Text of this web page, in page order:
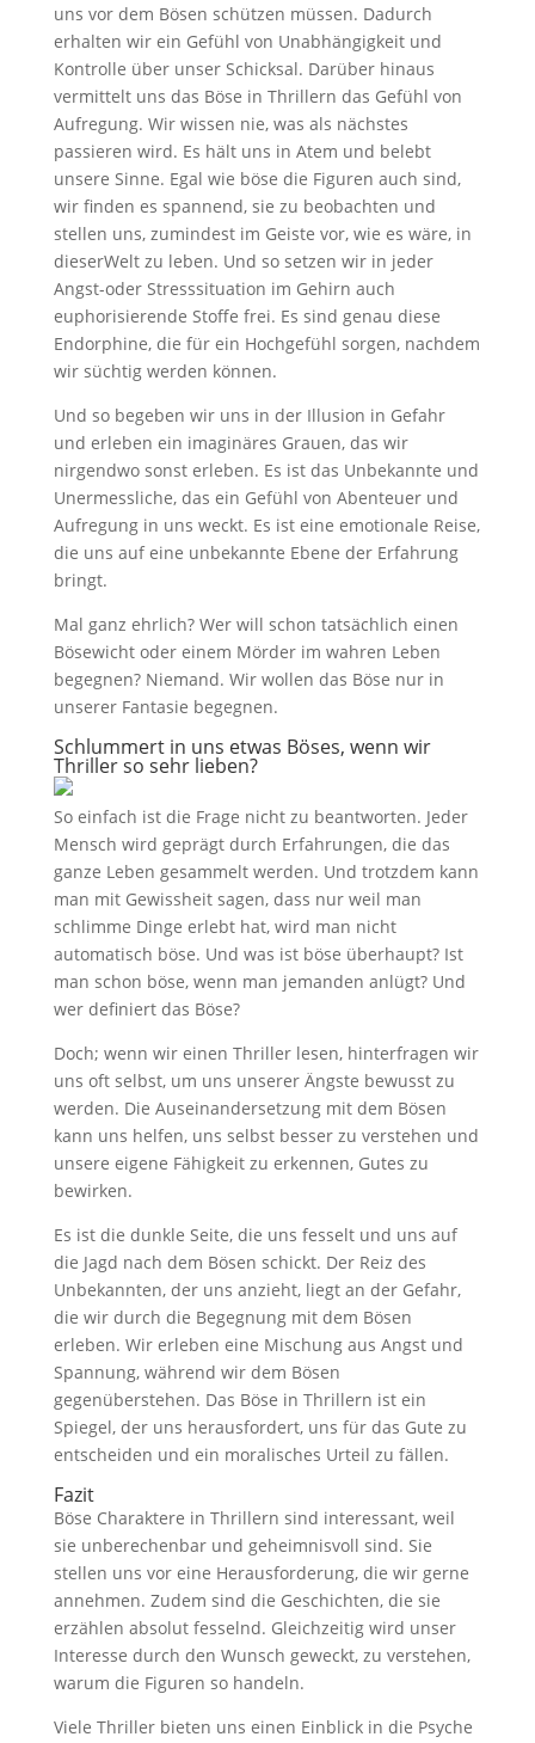
uns vor dem Bösen schützen müssen. Dadurch
erhalten wir ein Gefühl von Unabhängigkeit und
Kontrolle über unser Schicksal. Darüber hinaus
vermittelt uns das Böse in Thrillern das Gefühl von
Aufregung. Wir wissen nie, was als nächstes
passieren wird. Es hält uns in Atem und belebt
unsere Sinne. Egal wie böse die Figuren auch sind,
wir finden es spannend, sie zu beobachten und
stellen uns, zumindest im Geiste vor, wie es wäre, in
dieserWelt zu leben. Und so setzen wir in jeder
Angst-oder Stresssituation im Gehirn auch
euphorisierende Stoffe frei. Es sind genau diese
Endorphine, die für ein Hochgefühl sorgen, nachdem
wir süchtig werden können.
Und so begeben wir uns in der Illusion in Gefahr
und erleben ein imaginäres Grauen, das wir
nirgendwo sonst erleben. Es ist das Unbekannte und
Unermessliche, das ein Gefühl von Abenteuer und
Aufregung in uns weckt. Es ist eine emotionale Reise,
die uns auf eine unbekannte Ebene der Erfahrung
bringt.
Mal ganz ehrlich? Wer will schon tatsächlich einen
Bösewicht oder einem Mörder im wahren Leben
begegnen? Niemand. Wir wollen das Böse nur in
unserer Fantasie begegnen.
Schlummert in uns etwas Böses, wenn wir
Thriller so sehr lieben?
So einfach ist die Frage nicht zu beantworten. Jeder
Mensch wird geprägt durch Erfahrungen, die das
ganze Leben gesammelt werden. Und trotzdem kann
man mit Gewissheit sagen, dass nur weil man
schlimme Dinge erlebt hat, wird man nicht
automatisch böse. Und was ist böse überhaupt? Ist
man schon böse, wenn man jemanden anlügt? Und
wer definiert das Böse?
Doch; wenn wir einen Thriller lesen, hinterfragen wir
uns oft selbst, um uns unserer Ängste bewusst zu
werden. Die Auseinandersetzung mit dem Bösen
kann uns helfen, uns selbst besser zu verstehen und
unsere eigene Fähigkeit zu erkennen, Gutes zu
bewirken.
Es ist die dunkle Seite, die uns fesselt und uns auf
die Jagd nach dem Bösen schickt. Der Reiz des
Unbekannten, der uns anzieht, liegt an der Gefahr,
die wir durch die Begegnung mit dem Bösen
erleben. Wir erleben eine Mischung aus Angst und
Spannung, während wir dem Bösen
gegenüberstehen. Das Böse in Thrillern ist ein
Spiegel, der uns herausfordert, uns für das Gute zu
entscheiden und ein moralisches Urteil zu fällen.
Fazit
Böse Charaktere in Thrillern sind interessant, weil
sie unberechenbar und geheimnisvoll sind. Sie
stellen uns vor eine Herausforderung, die wir gerne
annehmen. Zudem sind die Geschichten, die sie
erzählen absolut fesselnd. Gleichzeitig wird unser
Interesse durch den Wunsch geweckt, zu verstehen,
warum die Figuren so handeln.
Viele Thriller bieten uns einen Einblick in die Psyche